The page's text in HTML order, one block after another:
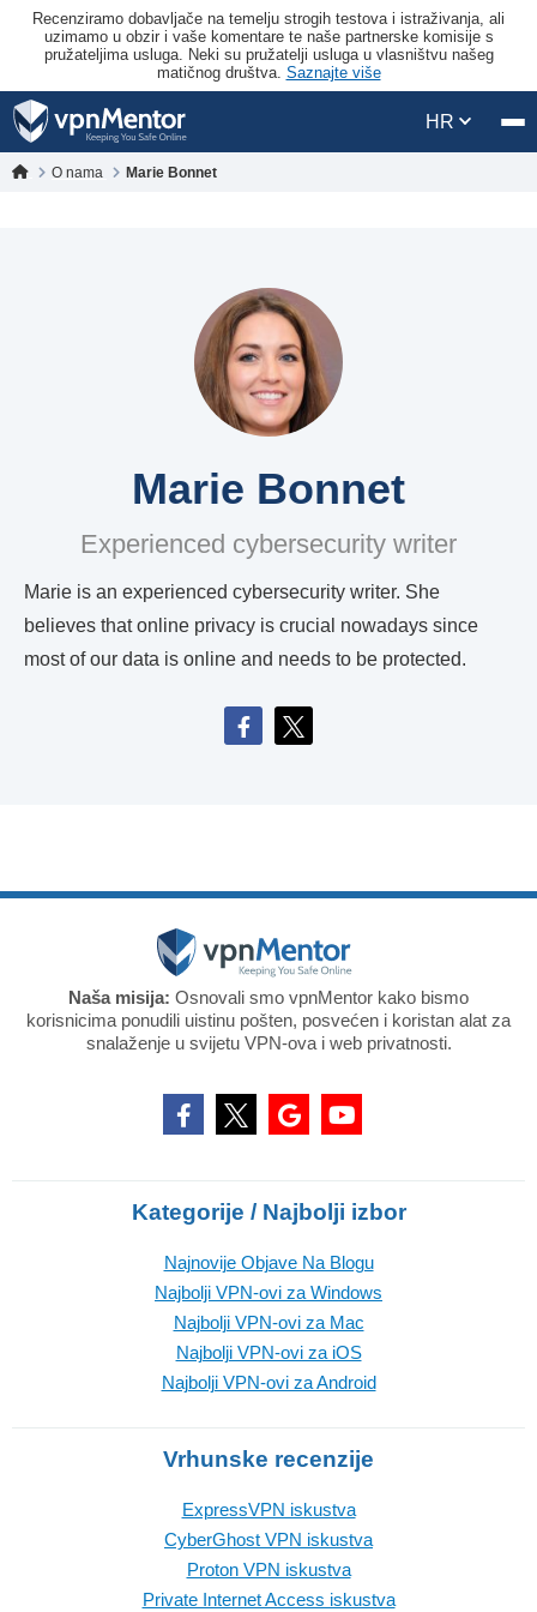
Recenziramo dobavljače na temelju strogih testova i istraživanja, ali
uzimamo u obzir i vaše komentare te naše partnerske komisije s
pružateljima usluga. Neki su pružatelji usluga u vlasništvu našeg
matičnog društva. Saznajte više
HR
O nama Marie Bonnet
Marie Bonnet
Experienced cybersecurity writer
Marie is an experienced cybersecurity writer. She
believes that online privacy is crucial nowadays since
most of our data is online and needs to be protected.
Naša misija: Osnovali smo vpnMentor kako bismo
korisnicima ponudili uistinu pošten, posvećen i koristan alat za
snalaženje u svijetu VPN-ova i web privatnosti.
Kategorije / Najbolji izbor
Najnovije Objave Na Blogu
Najbolji VPN-ovi za Windows
Najbolji VPN-ovi za Mac
Najbolji VPN-ovi za iOS
Najbolji VPN-ovi za Android
Vrhunske recenzije
ExpressVPN iskustva
CyberGhost VPN iskustva
Proton VPN iskustva
Private Internet Access iskustva